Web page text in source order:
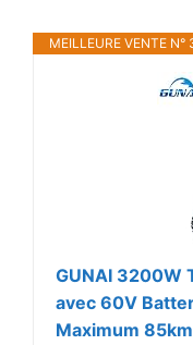
MEILLEURE VENTE N°
GUNAI 3200W
avec 60V
Maximum